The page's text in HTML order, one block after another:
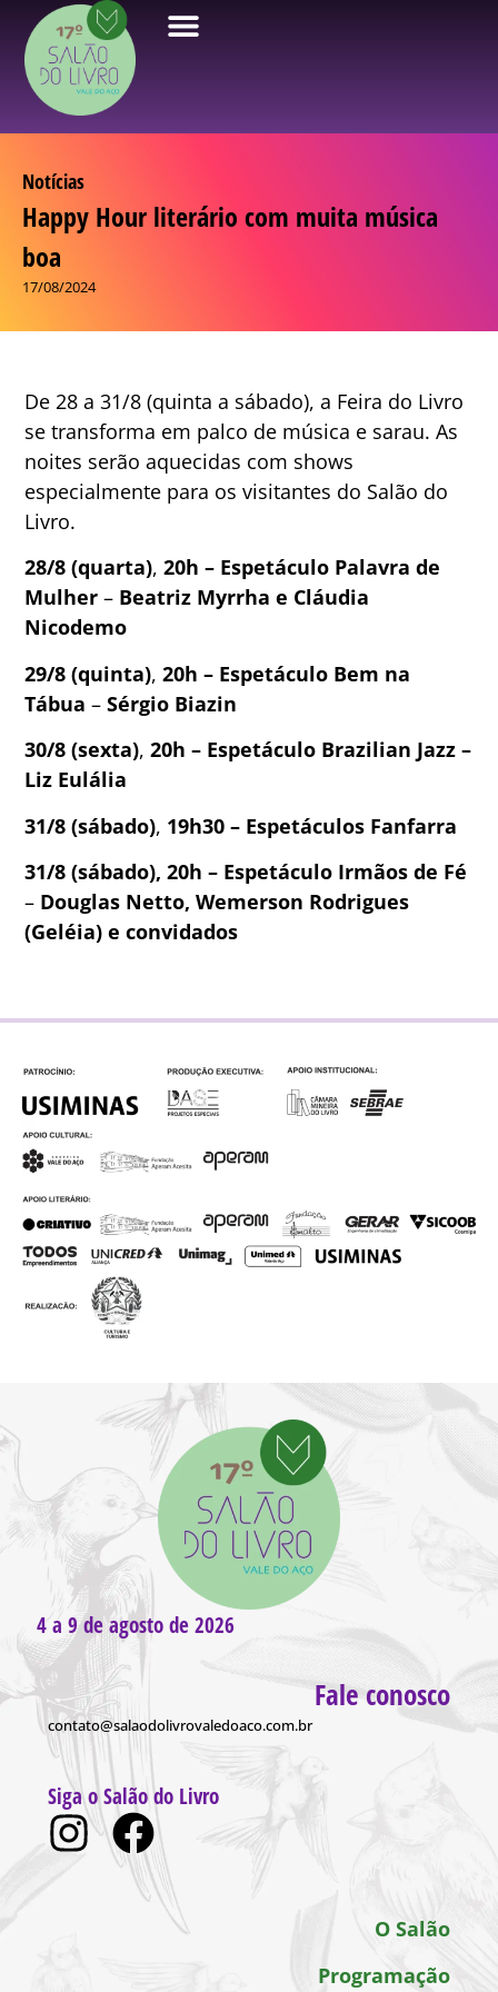
Notícias
Happy Hour literário com muita música
boa
17/08/2024
De 28 a 31/8 (quinta a sábado), a Feira do Livro
se transforma em palco de música e sarau. As
noites serão aquecidas com shows
especialmente para os visitantes do Salão do
Livro.
28/8 (quarta),20h – Espetáculo Palavra de
Mulher – Beatriz Myrrha e Cláudia
Nicodemo
29/8 (quinta),20h – Espetáculo Bem na
Tábua –Sérgio Biazin
30/8 (sexta),20h – Espetáculo Brazilian Jazz –
Liz Eulália
31/8 (sábado), 19h30 – Espetáculos Fanfarra
31/8 (sábado), 20h – Espetáculo Irmãos de Fé
– Douglas Netto, Wemerson Rodrigues
(Geléia) e convidados
4 a 9 de agosto de 2026
Fale conosco
contato@salaodolivrovaledoaco.com.br
Siga o Salão do Livro
O Salão
Programação